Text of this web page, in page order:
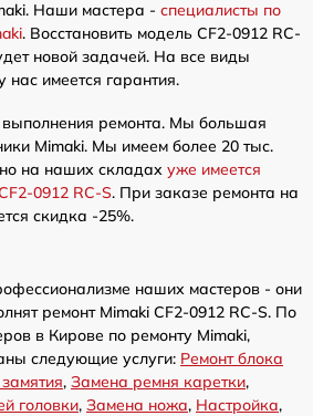
Наши мастера - специалисты по
. Восстановить модель CF2-0912 RC-
новой задачей. На все виды
имеется гарантия.
ремонта. Мы большая
Mimaki. Мы имеем более 20 тыс.
на наших складах уже имеется
0912 RC-S. При заказе ремонта на
скидка -25%.
наших мастеров - они
ремонт Mimaki CF2-0912 RC-S. По
в Кирове по ремонту Mimaki,
следующие услуги: Ремонт блока
, Замена ремня каретки,
головки, Замена ножа, Настройка,